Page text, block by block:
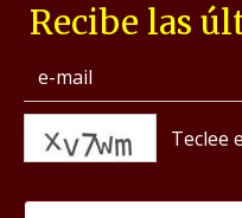
Recibe las